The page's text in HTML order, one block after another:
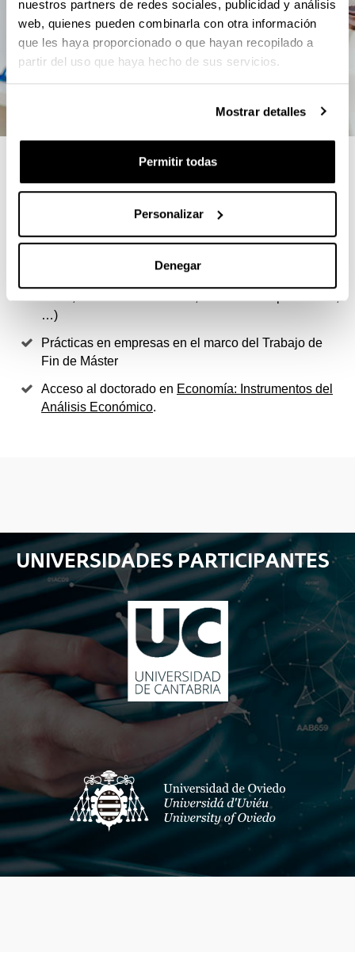
nuestros partners de redes sociales, publicidad y análisis
web, quienes pueden combinarla con otra información
que les haya proporcionado o que hayan recopilado a
partir del uso que haya hecho de sus servicios.
Mostrar detalles
Permitir todas
Personalizar
Denegar
4 RAZONES PARA ELEGIR ESTE
MÁSTER
Formación cualificada en análisis económico
…)
Prácticas en empresas en el marco del Trabajo de
Fin de Máster
Acceso al doctorado en Economía: Instrumentos del
Análisis Económico.
UNIVERSIDADES PARTICIPANTES